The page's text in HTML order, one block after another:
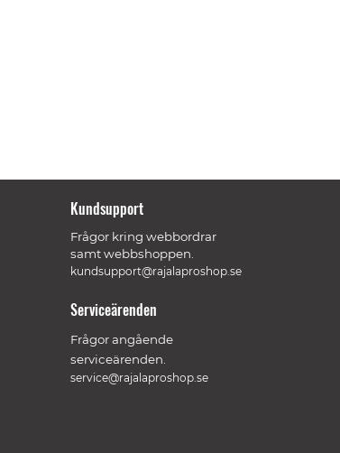
Kundsupport
Frågor kring webbordrar
samt webbshoppen.
kundsupport@rajalaproshop.se
Serviceärenden
Frågor angående
serviceärenden.
service@rajalaproshop.se